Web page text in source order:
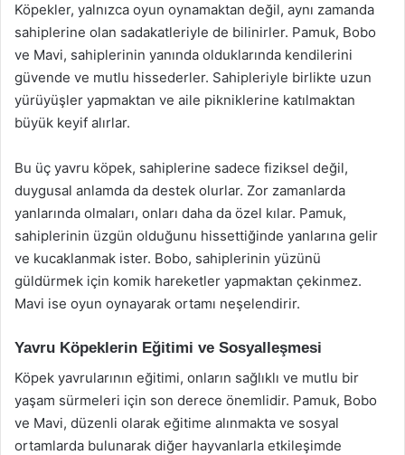
Köpekler, yalnızca oyun oynamaktan değil, aynı zamanda
sahiplerine olan sadakatleriyle de bilinirler. Pamuk, Bobo
ve Mavi, sahiplerinin yanında olduklarında kendilerini
güvende ve mutlu hissederler. Sahipleriyle birlikte uzun
yürüyüşler yapmaktan ve aile pikniklerine katılmaktan
büyük keyif alırlar.
Bu üç yavru köpek, sahiplerine sadece fiziksel değil,
duygusal anlamda da destek olurlar. Zor zamanlarda
yanlarında olmaları, onları daha da özel kılar. Pamuk,
sahiplerinin üzgün olduğunu hissettiğinde yanlarına gelir
ve kucaklanmak ister. Bobo, sahiplerinin yüzünü
güldürmek için komik hareketler yapmaktan çekinmez.
Mavi ise oyun oynayarak ortamı neşelendirir.
Yavru Köpeklerin Eğitimi ve Sosyalleşmesi
Köpek yavrularının eğitimi, onların sağlıklı ve mutlu bir
yaşam sürmeleri için son derece önemlidir. Pamuk, Bobo
ve Mavi, düzenli olarak eğitime alınmakta ve sosyal
ortamlarda bulunarak diğer hayvanlarla etkileşimde